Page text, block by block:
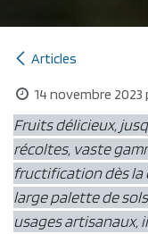
Articles
14 novembre 2023
Fruits délicieux,
récoltes, vaste
fructification dès la
large palette de
usages artisanaux,